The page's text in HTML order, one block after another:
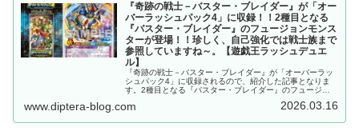
『奇跡の戦士－バスター・ブレイダー』が「オー
バーラッシュパック4」に収録！！2種目となる
『バスター・ブレイダー』のフュージョンモンス
ターが登場！！珍しく、自己強化では戦士族まで
参照していますね～。【遊戯王ラッシュデュエ
ル】
『奇跡の戦士－バスター・ブレイダー』が「オーバーラッ
シュパック4」に収録されるので、紹介した記事となりま
す。2種目となる『バスター・ブレイダー』のフュージョ
参照していますね～。【遊戯王ラッシュデュエル】
www.diptera-blog.com 2026.03.16